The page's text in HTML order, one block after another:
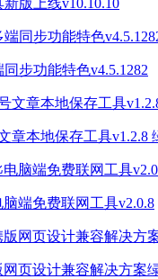
步功能特色v4.5.1282
章本地保存工具v1.2.8
端免费联网工具v2.0.8
页设计兼容解决方案